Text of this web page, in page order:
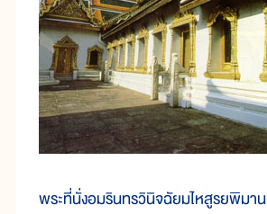
พระที่นั่งอมรินทรวินิจฉัยมไหสูรยพิมาน